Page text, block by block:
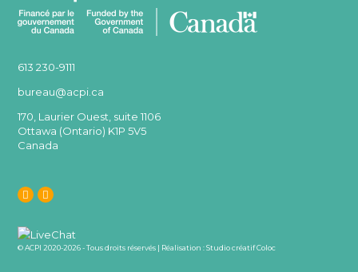
613 230-9111
bureau@acpi.ca
170, Laurier Ouest, suite 1106
Ottawa (Ontario) K1P 5V5
Canada
© ACPI 2020-2026 - Tous droits réservés | Réalisation :Studio créatif Coloc